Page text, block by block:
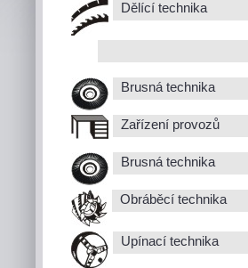
Dělící technika
Brusná technika
Zařízení provozů
Brusná technika
Obráběcí technika
Upínací technika